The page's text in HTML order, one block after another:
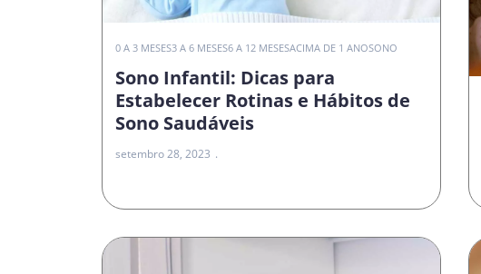
0 A 3 MESES3 A 6 MESES6 A 12 MESESACIMA DE 1 ANOSONO
Sono Infantil: Dicas para
Estabelecer Rotinas e Hábitos de
Sono Saudáveis
setembro 28, 2023